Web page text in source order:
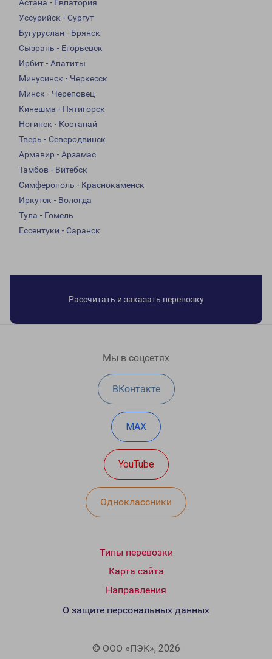
Астана - Евпатория
Уссурийск - Сургут
Бугуруслан - Брянск
Сызрань - Егорьевск
Ирбит - Апатиты
Минусинск - Черкесск
Минск - Череповец
Кинешма - Пятигорск
Ногинск - Костанай
Тверь - Северодвинск
Армавир - Арзамас
Тамбов - Витебск
Симферополь - Краснокаменск
Иркутск - Вологда
Тула - Гомель
Ессентуки - Саранск
Рассчитать и заказать перевозку
Мы в соцсетях
ВКонтакте
MAX
YouTube
Одноклассники
Типы перевозки
Карта сайта
Направления
© ООО «ПЭК», 2026
О защите персональных данных